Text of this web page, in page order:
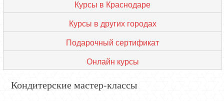
Курсы в Краснодаре
Курсы в других городах
Подарочный сертификат
Онлайн курсы
Кондитерские мастер-классы